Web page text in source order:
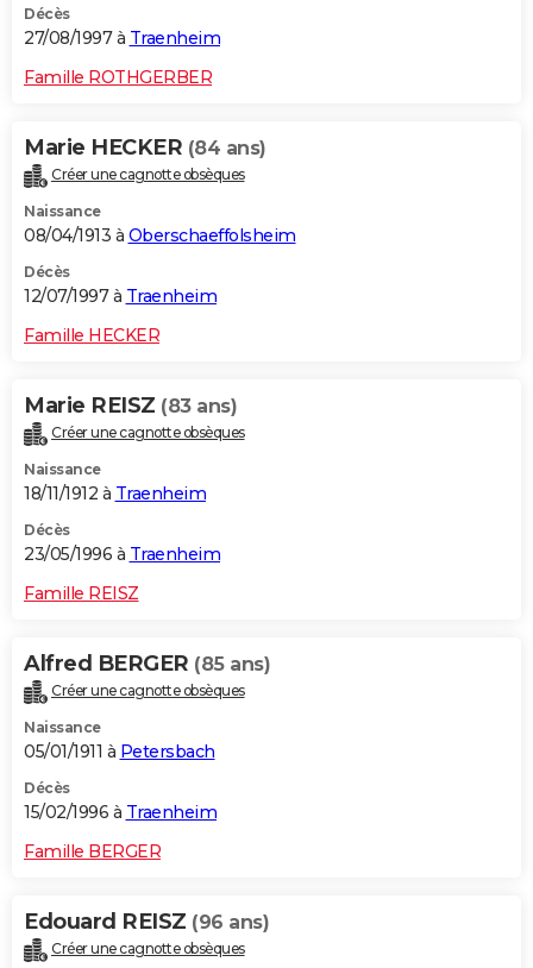
Décès
27/08/1997 à Traenheim
Famille ROTHGERBER
Marie HECKER (84 ans)
Créer une cagnotte obsèques
Naissance
08/04/1913 à Oberschaeffolsheim
Décès
12/07/1997 à Traenheim
Famille HECKER
Marie REISZ (83 ans)
Créer une cagnotte obsèques
Naissance
18/11/1912 à Traenheim
Décès
23/05/1996 à Traenheim
Famille REISZ
Alfred BERGER (85 ans)
Créer une cagnotte obsèques
Naissance
05/01/1911 à Petersbach
Décès
15/02/1996 à Traenheim
Famille BERGER
Edouard REISZ (96 ans)
Créer une cagnotte obsèques